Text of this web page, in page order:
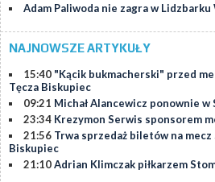
Adam Paliwoda nie zagra w Lidzbarku
NAJNOWSZE ARTYKUŁY
15:40 "Kącik bukmacherski" przed
Tęcza Biskupiec
09:21 Michał Alancewicz ponownie
23:34 Krezymon Serwis sponsorem
21:56 Trwa sprzedaż biletów na
Biskupiec
21:10Adrian Klimczak piłkarzem